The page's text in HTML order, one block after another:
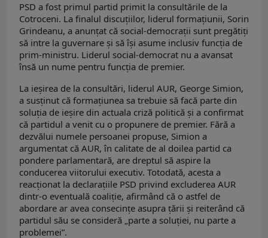
PSD a fost primul partid primit la consultările de la
Cotroceni. La finalul discuțiilor, liderul formațiunii, Sorin
Grindeanu, a anunțat că social-democrații sunt pregătiți
să intre la guvernare și să își asume inclusiv funcția de
prim-ministru. Liderul social-democrat nu a avansat
însă un nume pentru funcția de premier.
La ieșirea de la consultări, liderul AUR, George Simion,
a susținut că formațiunea sa trebuie să facă parte din
soluția de ieșire din actuala criză politică și a confirmat
că partidul a venit cu o propunere de premier. Fără a
dezvălui numele persoanei propuse, Simion a
argumentat că AUR, în calitate de al doilea partid ca
pondere parlamentară, are dreptul să aspire la
conducerea viitorului executiv. Totodată, acesta a
reacționat la declarațiile PSD privind excluderea AUR
dintr-o eventuală coaliție, afirmând că o astfel de
abordare ar avea consecințe asupra țării și reiterând că
partidul său se consideră „parte a soluției, nu parte a
problemei”.